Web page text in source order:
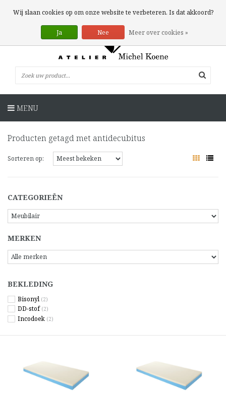
0 Artikelen
MENU
Producten getagd met antidecubitus
Sorteren op:
CATEGORIEËN
MERKEN
BEKLEDING
Bisonyl (2)
DD-stof (2)
Incodoek (2)
Wij slaan cookies op om onze website te verbeteren. Is dat akkoord?
Ja Nee Meer over cookies »